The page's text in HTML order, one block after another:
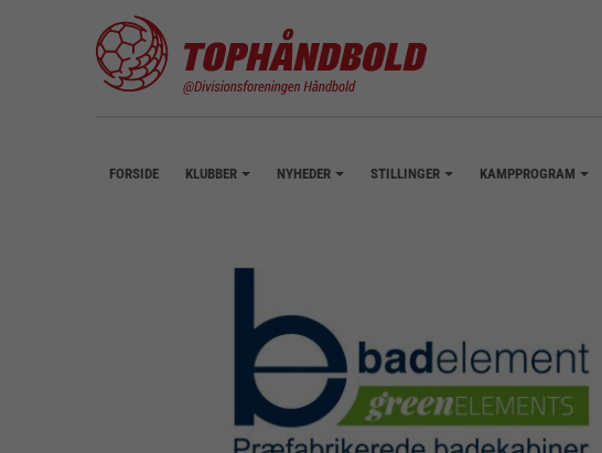
FORSIDE KLUBBER NYHEDER STILLINGER KAMPPROGRAM